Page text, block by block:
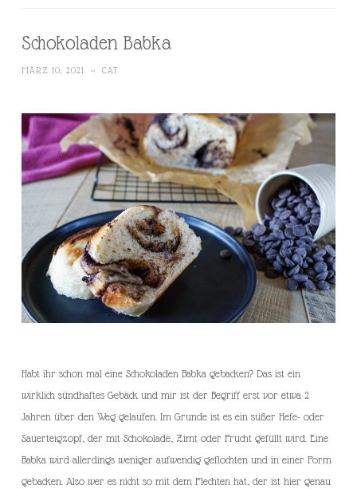
Schokoladen Babka
MÄRZ 10, 2021 ~ CAT
Habt ihr schon mal eine Schokoladen Babka gebacken? Das ist ein
wirklich sündhaftes Gebäck und mir ist der Begriff erst vor etwa 2
Jahren über den Weg gelaufen. Im Grunde ist es ein süßer Hefe- oder
Sauerteigzopf, der mit Schokolade, Zimt oder Frucht gefüllt wird. Eine
Babka wird allerdings weniger aufwendig geflochten und in einer Form
gebacken. Also wer es nicht so mit dem Flechten hat, der ist hier genau